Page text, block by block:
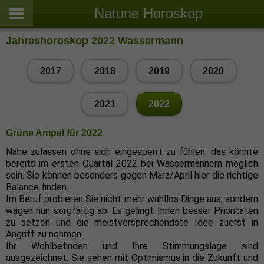
Natune Horoskop
Jahreshoroskop 2022 Wassermann
2017 2018 2019 2020
2021 2022
Grüne Ampel für 2022
Nähe zulassen ohne sich eingesperrt zu fühlen: das könnte
bereits im ersten Quartal 2022 bei Wassermännern möglich
sein. Sie können besonders gegen März/April hier die richtige
Balance finden.
Im Beruf probieren Sie nicht mehr wahllos Dinge aus, sondern
wägen nun sorgfältig ab. Es gelingt Ihnen besser Prioritäten
zu setzen und die meistversprechendste Idee zuerst in
Angriff zu nehmen.
Ihr Wohlbefinden und Ihre Stimmungslage sind
ausgezeichnet. Sie sehen mit Optimismus in die Zukunft und